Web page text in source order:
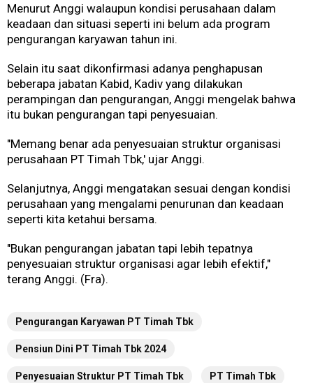
Menurut Anggi walaupun kondisi perusahaan dalam
keadaan dan situasi seperti ini belum ada program
pengurangan karyawan tahun ini.
Selain itu saat dikonfirmasi adanya penghapusan
beberapa jabatan Kabid, Kadiv yang dilakukan
perampingan dan pengurangan, Anggi mengelak bahwa
itu bukan pengurangan tapi penyesuaian.
"Memang benar ada penyesuaian struktur organisasi
perusahaan PT Timah Tbk,' ujar Anggi.
Selanjutnya, Anggi mengatakan sesuai dengan kondisi
perusahaan yang mengalami penurunan dan keadaan
seperti kita ketahui bersama.
"Bukan pengurangan jabatan tapi lebih tepatnya
penyesuaian struktur organisasi agar lebih efektif,"
terang Anggi. (Fra).
Pengurangan Karyawan PT Timah Tbk
Pensiun Dini PT Timah Tbk 2024
Penyesuaian Struktur PT Timah Tbk PT Timah Tbk